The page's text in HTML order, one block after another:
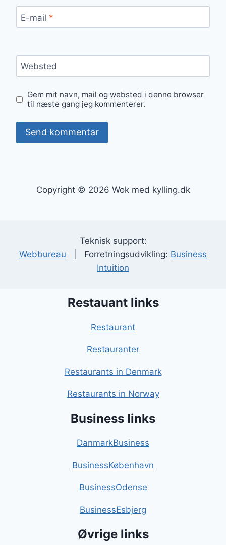
E-mail *
Websted
Gem mit navn, mail og websted i denne browser
til næste gang jeg kommenterer.
Copyright © 2026 Wok med kylling.dk
Teknisk support:
Webbureau | Forretningsudvikling: Business
Intuition
Restauant links
Restaurant
Restauranter
Restaurants in Denmark
Restaurants in Norway
Business links
DanmarkBusiness
BusinessKøbenhavn
BusinessOdense
BusinessEsbjerg
Øvrige links